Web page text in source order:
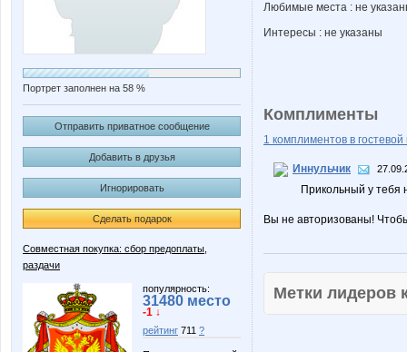
Портрет заполнен на 58 %
Отправить приватное сообщение
Добавить в друзья
Игнорировать
Сделать подарок
Совместная покупка: сбор предоплаты,
раздачи
популярность:
31480 место
-1 ↓
рейтинг 711 ?
Любимые места : не
Интересы : не указаны
Комплименты
1 комплиментов в гостевой
Иннульчик
Прикольный у тебя
Вы не авторизованы!
Метки